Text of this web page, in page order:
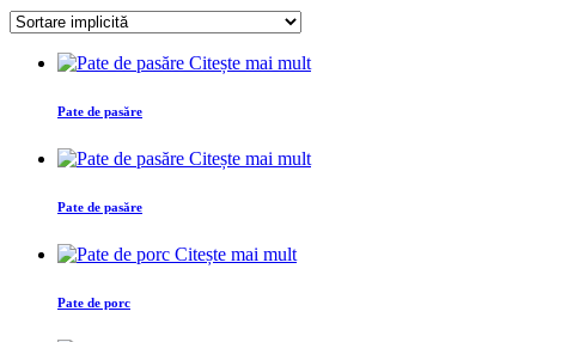
Citește mai mult
Pate de pasăre
Citește mai mult
Pate de pasăre
Citește mai mult
Pate de porc